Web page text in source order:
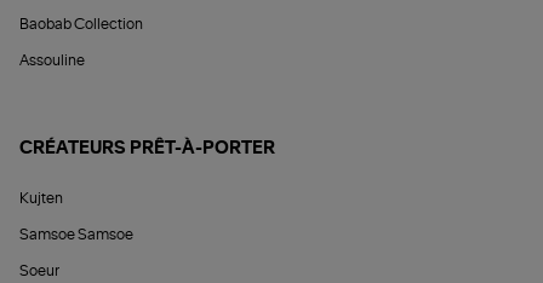
Baobab Collection
Assouline
CRÉATEURS PRÊT-À-PORTER
Kujten
Samsoe Samsoe
Soeur